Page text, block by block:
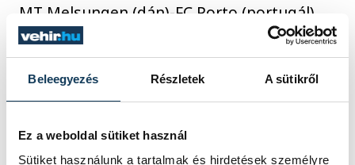
Beleegyezés Részletek A sütikről
Ez a weboldal sütiket használ
Sütiket használunk a tartalmak és hirdetések személyre
MT Melsungen (dán)-FC Porto (portugál)
Flensburg-Handewitt (német) - Rhein-
Neckar Löwen (német)
Vardar Szkopje (északmacedón)-
Montpellier HB (francia)